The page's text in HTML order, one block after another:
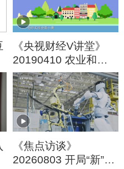
《央视财经V讲堂》
20190410 农业和农
村 为什么要坚持“优先
发展”？
《焦点访谈》
20260803 开局“新”力